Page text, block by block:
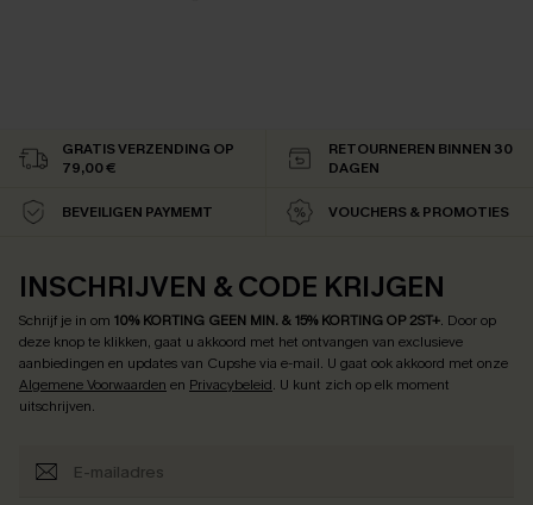
GRATIS VERZENDING OP
79,00 €
RETOURNEREN BINNEN 30
DAGEN
BEVEILIGEN PAYMEMT VOUCHERS & PROMOTIES
INSCHRIJVEN & CODE KRIJGEN
Schrijf je in om 10% KORTING GEEN MIN. & 15% KORTING OP 2ST+. Door op
deze knop te klikken, gaat u akkoord met het ontvangen van exclusieve
aanbiedingen en updates van Cupshe via e-mail. U gaat ook akkoord met onze
Algemene Voorwaarden en Privacybeleid. U kunt zich op elk moment
uitschrijven.